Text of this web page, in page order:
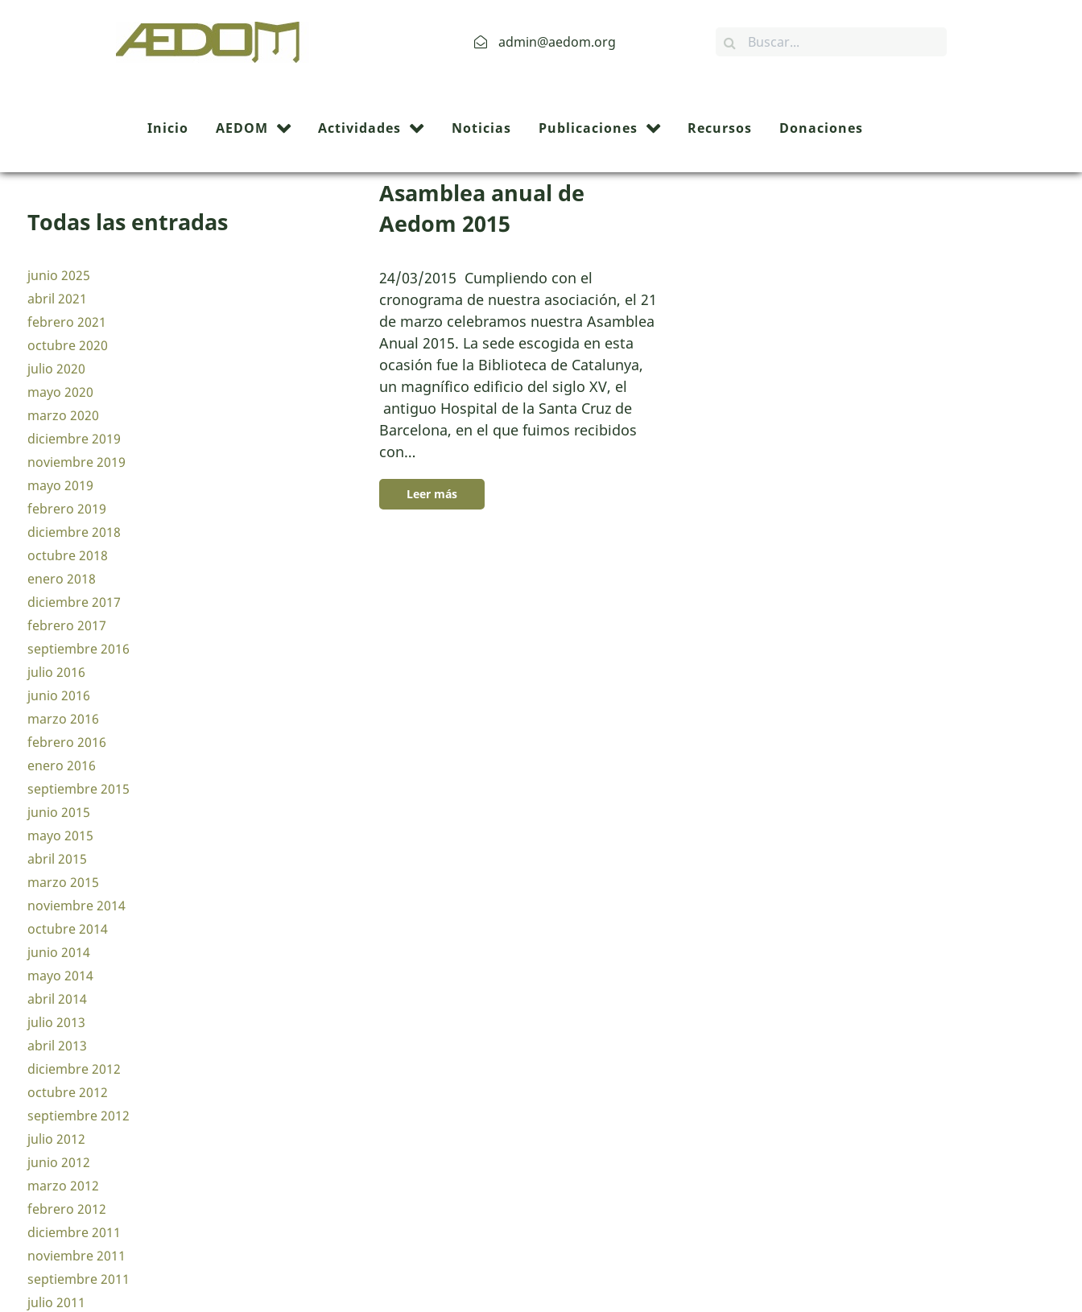
admin@aedom.org
Inicio AEDOM Actividades Noticias Publicaciones Recursos Donaciones
Todas las entradas
junio 2025
abril 2021
febrero 2021
octubre 2020
julio 2020
mayo 2020
marzo 2020
diciembre 2019
noviembre 2019
mayo 2019
febrero 2019
diciembre 2018
octubre 2018
enero 2018
diciembre 2017
febrero 2017
septiembre 2016
julio 2016
junio 2016
marzo 2016
febrero 2016
enero 2016
septiembre 2015
junio 2015
mayo 2015
abril 2015
marzo 2015
noviembre 2014
octubre 2014
junio 2014
mayo 2014
abril 2014
julio 2013
abril 2013
diciembre 2012
octubre 2012
septiembre 2012
julio 2012
junio 2012
marzo 2012
febrero 2012
diciembre 2011
noviembre 2011
septiembre 2011
julio 2011
Asamblea anual de
Aedom 2015
24/03/2015 Cumpliendo con el
cronograma de nuestra asociación, el 21
de marzo celebramos nuestra Asamblea
Anual 2015. La sede escogida en esta
ocasión fue la Biblioteca de Catalunya,
un magnífico edificio del siglo XV, el
antiguo Hospital de la Santa Cruz de
Barcelona, en el que fuimos recibidos
con…
Leer más